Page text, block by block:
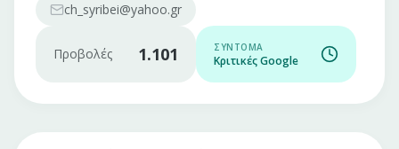
ch_syribei@yahoo.gr
Προβολές 1.101 ΣΎΝΤΟΜΑ
Κριτικές Google